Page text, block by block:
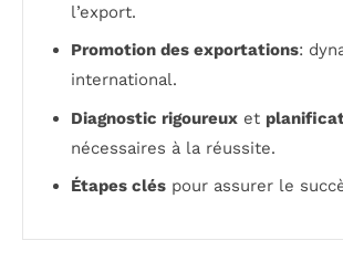
l’export.
Promotion des exportations:
international.
Diagnostic rigoureux et
nécessaires à la réussite.
Étapes clés pour assurer le